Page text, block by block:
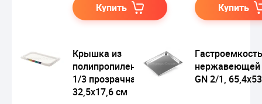
Купить Купить
Крышка из
полипропилена GN
1/3 прозрачная,
32,5х17,6 см
нержавеющей
GN 2/1,